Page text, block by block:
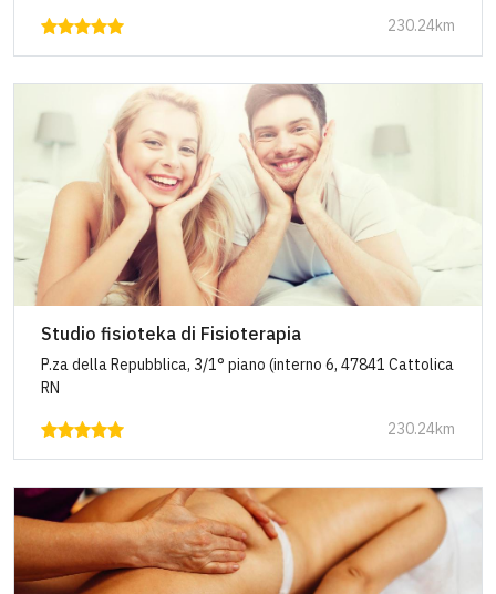
230.24km
Studio fisioteka di Fisioterapia
P.za della Repubblica, 3/1° piano (interno 6, 47841 Cattolica
RN
230.24km